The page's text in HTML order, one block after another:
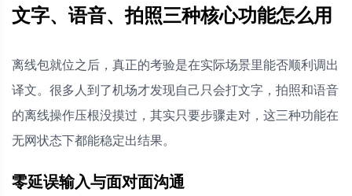
文字、语音、拍照三种核心功能怎么用
离线包就位之后，真正的考验是在实际场景里能否顺利调出
译文。很多人到了机场才发现自己只会打文字，拍照和语音
的离线操作压根没摸过，其实只要步骤走对，这三种功能在
无网状态下都能稳定出结果。
零延误输入与面对面沟通